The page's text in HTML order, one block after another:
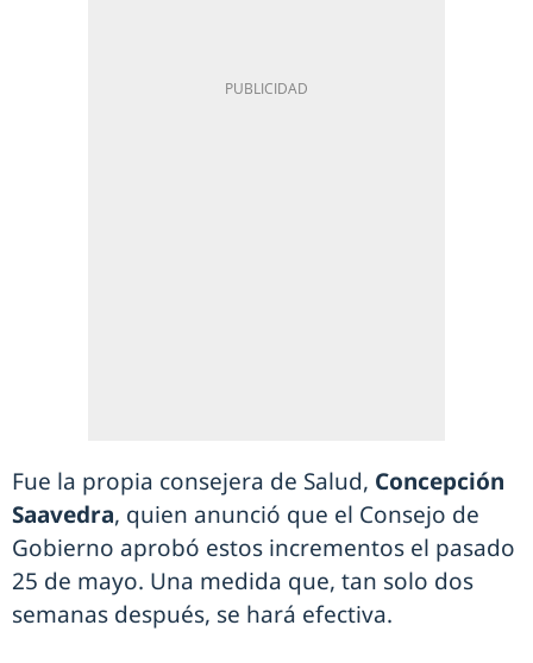
Fue la propia consejera de Salud, Concepción
Saavedra, quien anunció que el Consejo de
Gobierno aprobó estos incrementos el pasado
25 de mayo. Una medida que, tan solo dos
semanas después, se hará efectiva.